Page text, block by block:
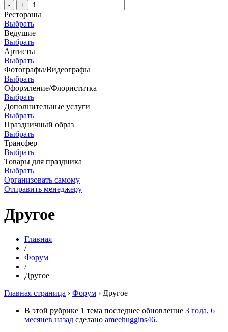
- +
Рестораны
Выбрать
Ведущие
Выбрать
Артисты
Выбрать
Фотографы/Видеографы
Выбрать
Оформление/Флориститка
Выбрать
Дополнительные услуги
Выбрать
Праздничный образ
Выбрать
Трансфер
Выбрать
Товары для праздника
Выбрать
Организовать самому
Отправить менеджеру
Другое
Главная
/
Форум
/
Другое
Главная страница › Форум › Другое
В этой рубрике 1 тема последнее обновление 3 года, 6
месяцев назад сделано ameehuggins46.